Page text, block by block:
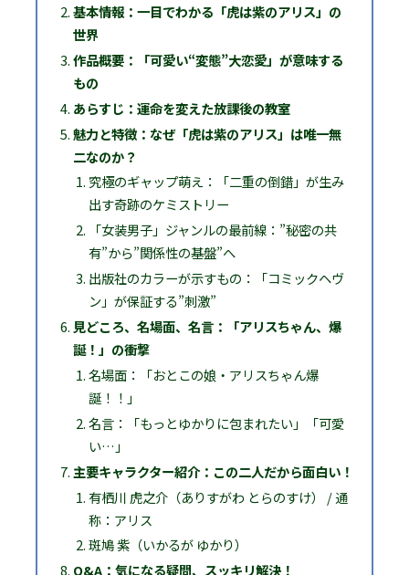
基本情報：一目でわかる「虎は紫のアリス」の
世界
作品概要：「可愛い“変態”大恋愛」が意味する
もの
あらすじ：運命を変えた放課後の教室
魅力と特徴：なぜ「虎は紫のアリス」は唯一無
二なのか？
究極のギャップ萌え：「二重の倒錯」が生み
出す奇跡のケミストリー
「女装男子」ジャンルの最前線：”秘密の共
有”から”関係性の基盤”へ
出版社のカラーが示すもの：「コミックヘヴ
ン」が保証する”刺激”
見どころ、名場面、名言：「アリスちゃん、爆
誕！」の衝撃
名場面：「おとこの娘・アリスちゃん爆
誕！！」
名言：「もっとゆかりに包まれたい」「可愛
い…」
主要キャラクター紹介：この二人だから面白い！
有栖川 虎之介（ありすがわ とらのすけ） / 通
称：アリス
斑鳩 紫（いかるが ゆかり）
Q&A：気になる疑問、スッキリ解決！